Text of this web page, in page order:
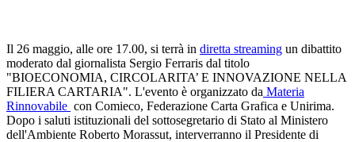
Il 26 maggio, alle ore 17.00, si terrà in diretta streaming un dibattito
moderato dal giornalista Sergio Ferraris dal titolo
"BIOECONOMIA, CIRCOLARITA’ E INNOVAZIONE NELLA
FILIERA CARTARIA". L'evento è organizzato da Materia
Rinnovabile con Comieco, Federazione Carta Grafica e Unirima.
Dopo i saluti istituzionali del sottosegretario di Stato al Ministero
dell'Ambiente Roberto Morassut, interverranno il Presidente di